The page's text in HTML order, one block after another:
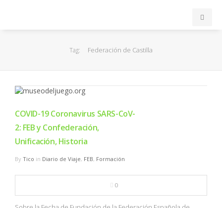
EuroLeague
FIBA
OTROS
Tag: Federación de Castilla
COVID-19 Coronavirus SARS-CoV-
2: FEB y Confederación,
Unificación, Historia
By Tico in Diario de Viaje, FEB, Formación
0